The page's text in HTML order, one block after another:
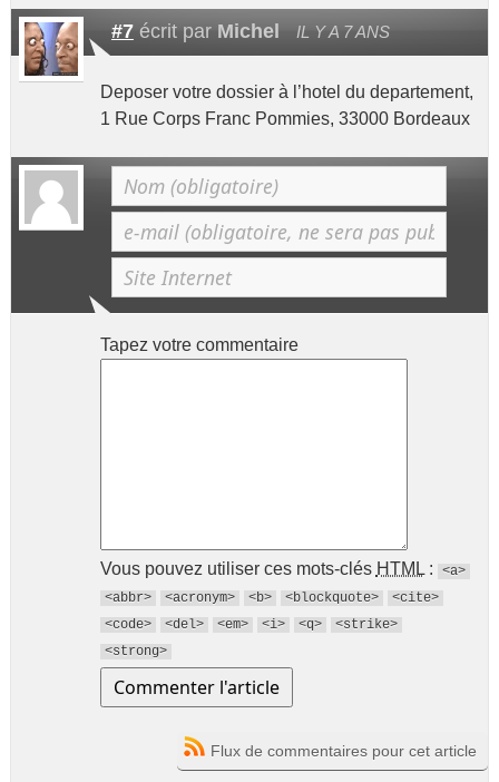
#7écrit par Michel IL Y A 7 ANS
Deposer votre dossier à l’hotel du departement,
1 Rue Corps Franc Pommies, 33000 Bordeaux
Tapez votre commentaire
Vous pouvez utiliser ces mots-clés HTML:
<a>
<abbr>
<acronym> <b> <blockquote>
<cite>
<code>
<del> <em> <i> <q>
<strike>
<strong>
Flux de commentaires pour cet article